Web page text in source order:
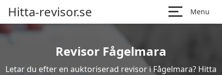
Hitta-revisor.se Menu
Revisor Fågelmara
Letar du efter en auktoriserad revisor i Fågelmara? Hitta